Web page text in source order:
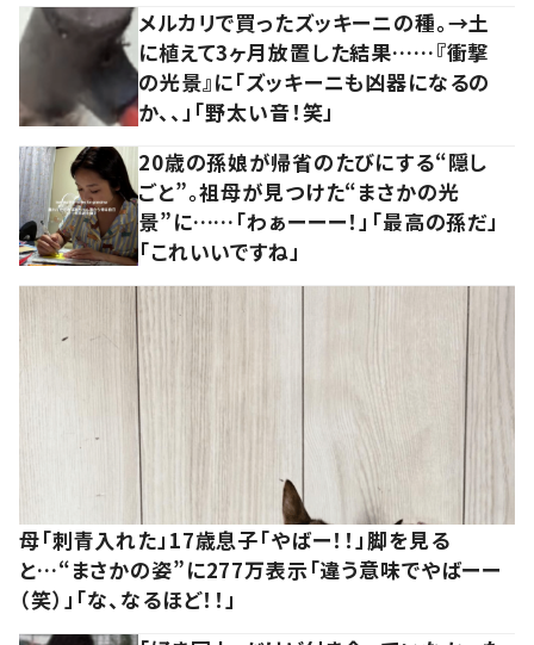
メルカリで買ったズッキーニの種。→土
に植えて3ヶ月放置した結果……『衝撃
の光景』に「ズッキーニも凶器になるの
か、、」「野太い音！笑」
20歳の孫娘が帰省のたびにする“隠し
ごと”。祖母が見つけた“まさかの光
景”に……「わぁーーー！」「最高の孫だ」
「これいいですね」
母「刺青入れた」17歳息子「やばー！！」脚を見る
と…“まさかの姿”に277万表示「違う意味でやばーー
（笑）」「な、なるほど！！」